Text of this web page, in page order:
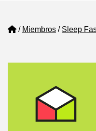
Home
Miembros Sleep